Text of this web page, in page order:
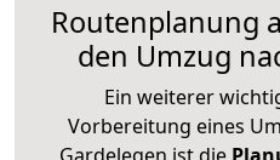
Routenplanung
den Umzug
Ein weiterer
Vorbereitung eines